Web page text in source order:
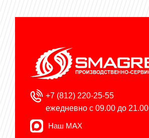
+7 (812) 220-25-55
ежедневно с 09.00 до 21.00
Наш MAX